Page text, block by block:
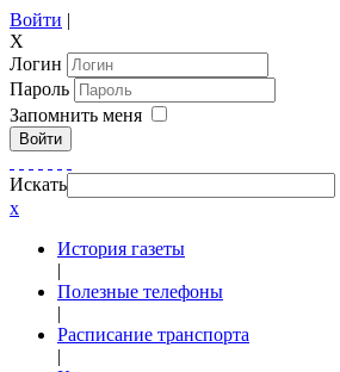
Войти |
X
Логин
Пароль
Запомнить меня
Войти
Искать
x
История газеты
|
Полезные телефоны
|
Расписание транспорта
|